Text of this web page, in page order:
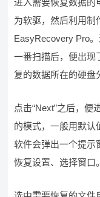
进入需要恢复数据的
为软驱，然后利用制
EasyRecovery Pro
一番扫描后，便出现
复的数据所在的硬盘
点击“Next”之后，
的模式，一般用默认
软件会弹出一个提示
恢复设置、选择窗口。